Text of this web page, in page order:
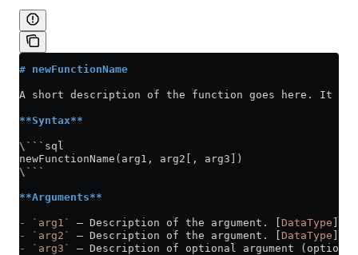
# newFunctionName
A short description of the function goes here. It
**Syntax**
\` ``sql
newFunctionName(arg1, arg2[, arg3])
\` ``
**Arguments**
- `arg1` — Description of the argument. [ DataType
-
`arg2` — Description of the argument. [ DataType
-
`arg3` — Description of optional argument